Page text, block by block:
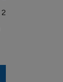
2